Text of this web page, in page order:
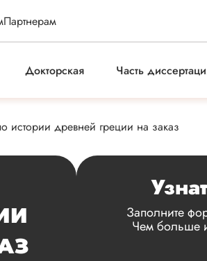
Партнерам
Докторская Часть
истории древней греции на заказ
Заполните
Чем больше